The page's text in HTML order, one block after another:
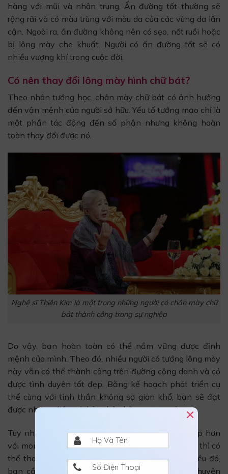
hàng với mũi và nhân trung. Ấn đường tốt thường sẽ
rộng rãi và có màu trùng với màu da của các vùng da lân
cận. Ngoài ra, ấn đường không nên có sẹo, nốt ruồi hoặc
bị lông mày che khuất. Người có ấn đường tốt sẽ có
nhiều vượng khí trong cuộc đời.
Có nên thay đổi lông mày hình chữ bát?
Theo nhân tướng học, chân mày chữ bát có ảnh hưởng
đến vận mệnh của người sở hữu. Yếu tố tướng mạo chỉ là
một phần tác động đến số phận nhưng không hoàn
toàn thay đổi được nó.
Nghệ sĩ Thiên Kim là một trong những người có chân mày chữ
bát thành công trong sự nghiệp
Do vậy, bạn hoàn toàn có thể nắm vững được định
mệnh của mình. Theo đó, nhiều người có tướng lông mày
này vẫn có thể thành công trên đường công danh và có
được tình duyên tốt đẹp. Bằng kế hoạch phát triển cụ
thể cùng với tinh thần không sợ gian khổ, bạn sẽ đạt
được những điều mà bản thân hằng mong ước.
Tuy nhiên, nếu bạn muốn có một nhân tướng đẹp hơn
với mong muốn mang đến nhiều tài lộc và khí vận thì có
thể thay đổi hình dáng lông mày. Để làm được điều đó,
bạn cần đến sự hỗ trợ của các thẩm mỹ viện chuyên
×